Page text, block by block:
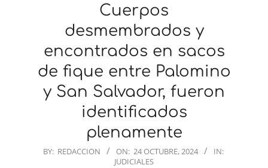
Cuerpos
desmembrados y
encontrados en sacos
de fique entre Palomino
y San Salvador, fueron
identificados
plenamente
2024-
BY: REDACCION ON: 24 OCTUBRE, 2024
IN:
JUDICIALES